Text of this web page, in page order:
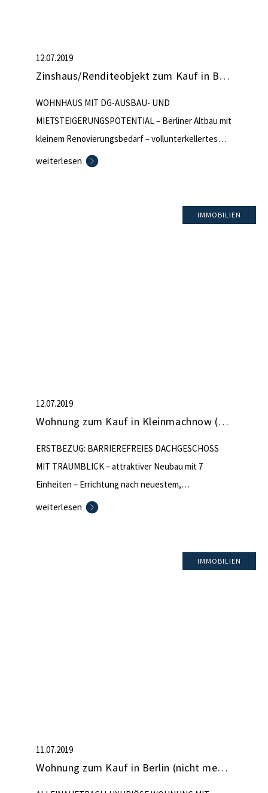
12.07.2019
Zinshaus/Renditeobjekt zum Kauf in Berlin (nicht mehr verfügbar)
WOHNHAUS MIT DG-AUSBAU- UND
MIETSTEIGERUNGSPOTENTIAL – Berliner Altbau mit
kleinem Renovierungsbedarf – vollunterkellertes
Vorderhaus mit 11 Wohnungen – 15 unvermietete
weiterlesen
IMMOBILIEN
12.07.2019
Wohnung zum Kauf in Kleinmachnow (nicht mehr verfügbar)
ERSTBEZUG: BARRIEREFREIES DACHGESCHOSS
MIT TRAUMBLICK – attraktiver Neubau mit 7
Einheiten – Errichtung nach neuestem,
energetischem Standard – der Baubeginn ist bereits
barrierefreier Zugang – geräumiges Kellerabteil –
Außenstellplatz auf dem Grundstück, kann optional
weiterlesen
IMMOBILIEN
11.07.2019
Wohnung zum Kauf in Berlin (nicht mehr verfügbar)